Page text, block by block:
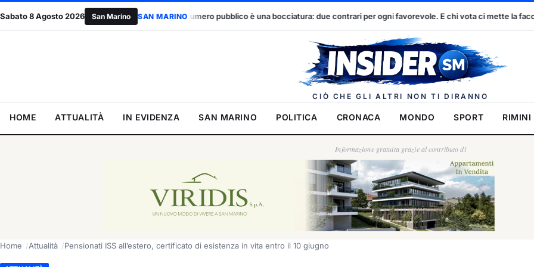
Sabato 8 Agosto 2026 San Marino SAN MARINO
Accordo UE, il primo numero pubblico è una bocciatura: due contrari per ogni favorevole. E chi vota ci mette la faccia Dennis Spircu
CIÒ CHE GLI ALTRI NON TI DIRANNO
HOME ATTUALITÀ IN EVIDENZA SAN MARINO POLITICA CRONACA MONDO SPORT RIMINI
Informazione gratuita grazie al contributo di
Home Attualità Pensionati ISS all’estero, certificato di esistenza in vita entro il 10 giugno